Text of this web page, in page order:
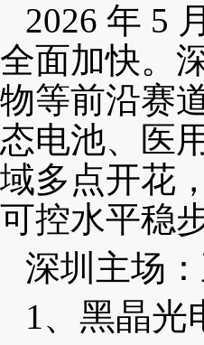
2026 年 5
全面加快。
物等前沿赛
态电池、医
域多点开花
可控水平稳
深圳主场
1、 黑晶光